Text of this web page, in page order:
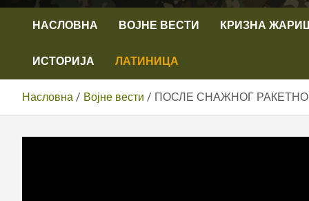
НАСЛОВНА ВОЈНЕ ВЕСТИ КРИЗНА
ИСТОРИЈА ЛАТИНИЦА
Насловна Војне вести ПОСЛЕ СНАЖНОГ